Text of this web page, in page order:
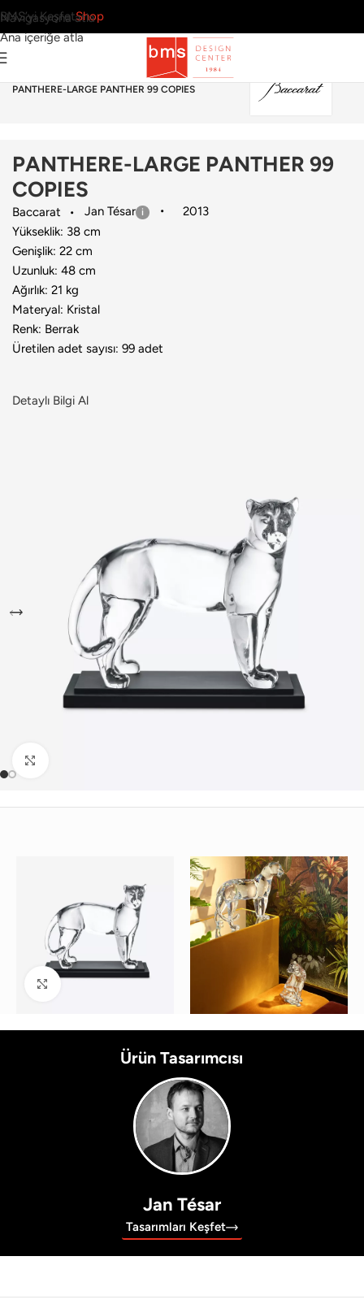
Navigasyona atla
Ana içeriğe atla
BMS’yi KeşfetShop
Dekoratif Obje›Baccarat
PANTHERE-LARGE PANTHER 99 COPIES
PANTHERE-LARGE PANTHER 99
COPIES
Baccarat Jan Tésar
2013
Yükseklik: 38 cm
Genişlik: 22 cm
Uzunluk: 48 cm
Ağırlık: 21 kg
Materyal: Kristal
Renk: Berrak
Üretilen adet sayısı: 99 adet
Detaylı Bilgi Al
Büyütmek için tıklayın
Ürün Tasarımcısı
Jan Tésar
Tasarımları Keşfet